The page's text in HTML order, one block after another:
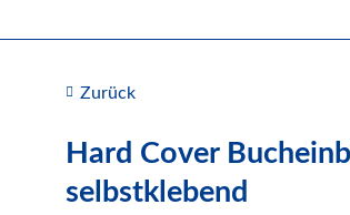
Thermobindemappen
Deckfolien für Bindesysteme
Plastikbinderücken und Coilspiralen
Zurück
Hard Cover
selbstklebend